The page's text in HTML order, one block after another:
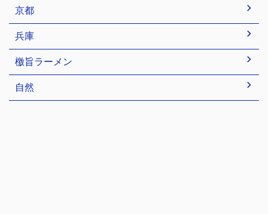
京都
兵庫
檄旨ラーメン
自然